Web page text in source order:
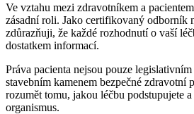
Ve vztahu mezi zdravotníkem a
zásadní roli. Jako certifikovaný odborník
zdůrazňuji, že každé rozhodnutí o vaší
dostatkem informací.
Práva pacienta nejsou pouze
stavebním kamenem bezpečné zdravotní
rozumět tomu, jakou léčbu podstupujete
organismus.